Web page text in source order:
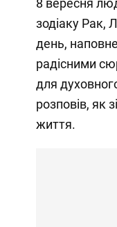
8 вересня
зодіаку Рак,
день,
радісними
для
розповів, як
життя.